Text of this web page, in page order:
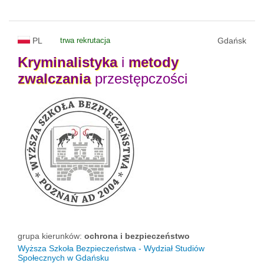
PL trwa rekrutacja Gdańsk
Kryminalistykai metody
zwalczaniaprzestępczości
grupa kierunków: ochrona i bezpieczeństwo
Wyższa Szkoła Bezpieczeństwa - Wydział Studiów
Społecznych w Gdańsku